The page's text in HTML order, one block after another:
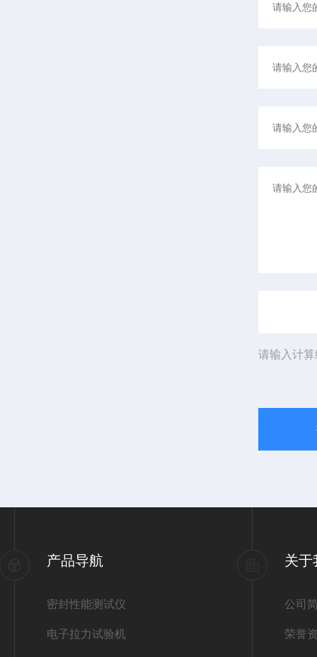
请输入计
产品导航
密封性能测试仪
电子拉力试验机
关于
公司
荣誉